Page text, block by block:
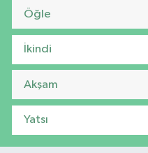
Öğle
İkindi
Akşam
Yatsı